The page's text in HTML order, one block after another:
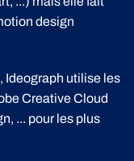
design
Ideograph utilise les
Creative Cloud
... pour les plus